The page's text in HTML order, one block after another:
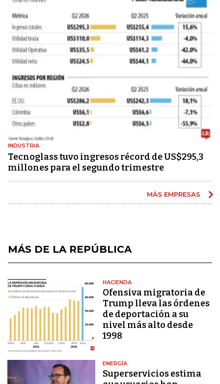
INDUSTRIA
Tecnoglass tuvo ingresos récord de US$295,3
millones para el segundo trimestre
MÁS EMPRESAS
MÁS DE LA REPÚBLICA
HACIENDA
Ofensiva migratoria de
Trump lleva las órdenes
de deportación a su
nivel más alto desde
1998
ENERGÍA
Superservicios estima